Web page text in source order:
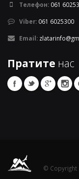
Телефон: 061
Viber: 061 6025300
Email:
Пратите нас
© Copyright